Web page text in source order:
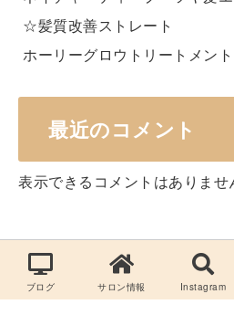
☆髪質改善ストレート
ホーリーグロウトリートメント
最近のコメント
表示できるコメントはありませ
ブログ サロン情報 Instagram